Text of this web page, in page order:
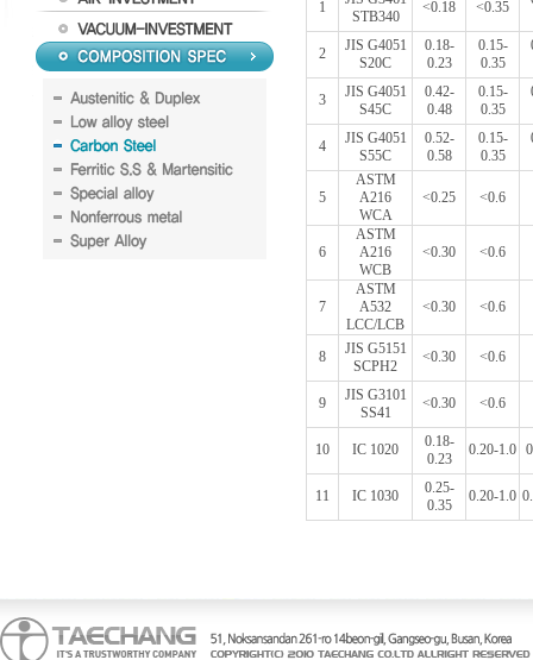
1
STB340
<0.18 <0.35
2
JIS G4051
S20C
0.18-
0.23
0.15-
0.35
3
JIS G4051
S45C
0.42-
0.48
0.15-
0.35
4
JIS G4051
S55C
0.52-
0.58
0.15-
0.35
5
ASTM
A216
WCA
<0.25 <0.6
6
ASTM
A216
WCB
<0.30 <0.6
7
ASTM
A532
LCC/LCB
<0.30 <0.6
8
JIS G5151
SCPH2
<0.30 <0.6
9
JIS G3101
SS41
<0.30 <0.6
10 IC 1020
0.18-
0.23
0.20-1.0
11 IC 1030
0.25-
0.35
0.20-1.0